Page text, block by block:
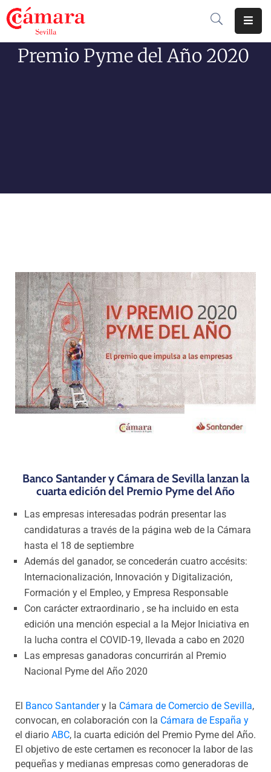
Cámara
Programas
Premio Pyme del Año 2020
Banco Santander y Cámara de Sevilla lanzan la
cuarta edición del Premio Pyme del Año
Las empresas interesadas podrán presentar las
candidaturas a través de la página web de la Cámara
hasta el 18 de septiembre
Además del ganador, se concederán cuatro accésits:
Internacionalización, Innovación y Digitalización,
Formación y el Empleo, y Empresa Responsable
Con carácter extraordinario , se ha incluido en esta
edición una mención especial a la Mejor Iniciativa en
la lucha contra el COVID-19, llevada a cabo en 2020
Las empresas ganadoras concurrirán al Premio
Nacional Pyme del Año 2020
El Banco Santandery la Cámara de Comercio de Sevilla,
convocan, en colaboración con la Cámara de España y
el diario ABC, la cuarta edición del Premio Pyme del Año.
El objetivo de este certamen es reconocer la labor de las
pequeñas y medianas empresas como generadoras de